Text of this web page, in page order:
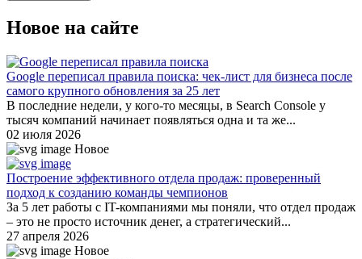
Новое на сайте
Google переписал правила поиска: чек-лист для бизнеса после
самого крупного обновления за 25 лет
В последние недели, у кого-то месяцы, в Search Console у
тысяч компаний начинает появляться одна и та же...
02 июля 2026
Новое
Построение эффективного отдела продаж: проверенный
подход к созданию команды чемпионов
За 5 лет работы с IT-компаниями мы поняли, что отдел продаж
– это не просто источник денег, а стратегический...
27 апреля 2026
Новое